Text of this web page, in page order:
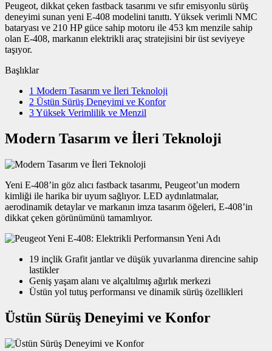
Peugeot, dikkat çeken fastback tasarımı ve sıfır emisyonlu sürüş
deneyimi sunan yeni E-408 modelini tanıttı. Yüksek verimli NMC
bataryası ve 210 HP güce sahip motoru ile 453 km menzile sahip
olan E-408, markanın elektrikli araç stratejisini bir üst seviyeye
taşıyor.
Başlıklar
1 Modern Tasarım ve İleri Teknoloji
2 Üstün Sürüş Deneyimi ve Konfor
3Yüksek Verimlilik ve Menzil
Modern Tasarım ve İleri Teknoloji
Yeni E-408’in göz alıcı fastback tasarımı, Peugeot’un modern
kimliği ile harika bir uyum sağlıyor. LED aydınlatmalar,
aerodinamik detaylar ve markanın imza tasarım öğeleri, E-408’in
dikkat çeken görünümünü tamamlıyor.
19 inçlik Grafit jantlar ve düşük yuvarlanma direncine sahip
lastikler
Geniş yaşam alanı ve alçaltılmış ağırlık merkezi
Üstün yol tutuş performansı ve dinamik sürüş özellikleri
Üstün Sürüş Deneyimi ve Konfor